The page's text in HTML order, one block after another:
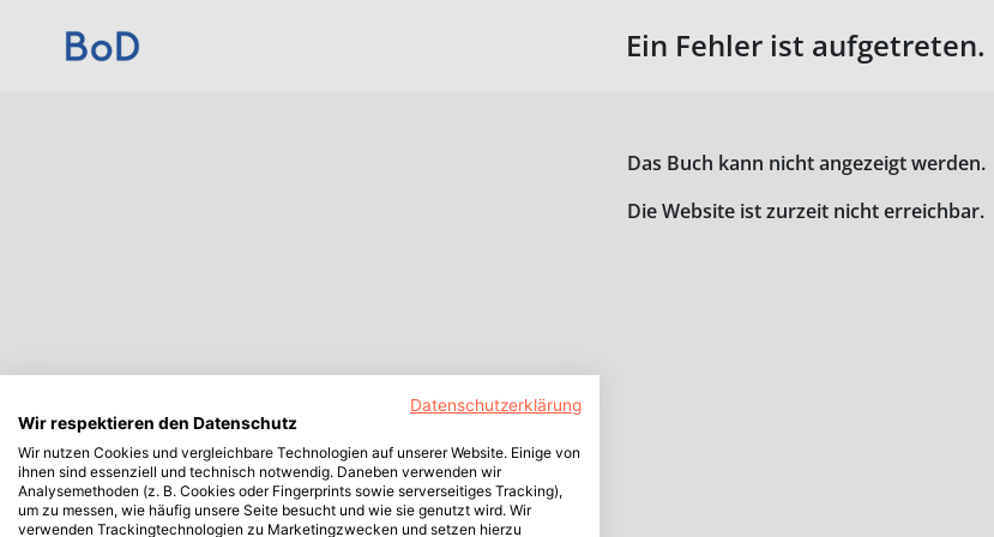
Ein Fehler ist aufgetreten.
Das Buch kann nicht angezeigt werden.
Die Website ist zurzeit nicht erreichbar.
Datenschutzerklärung
Wir respektieren den Datenschutz
Wir nutzen Cookies und vergleichbare Technologien auf unserer Website. Einige von
ihnen sind essenziell und technisch notwendig. Daneben verwenden wir
Analysemethoden (z. B. Cookies oder Fingerprints sowie serverseitiges Tracking),
um zu messen, wie häufig unsere Seite besucht und wie sie genutzt wird. Wir
verwenden Trackingtechnologien zu Marketingzwecken und setzen hierzu